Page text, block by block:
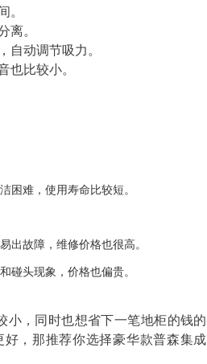
。
动调节吸力。
比较小。
困难，使用寿命比较短。
出故障，维修价格也很高。
碰头现象，价格也偏贵。
，同时也想省下一笔地柜的钱的
，那推荐你选择豪华款普森集成